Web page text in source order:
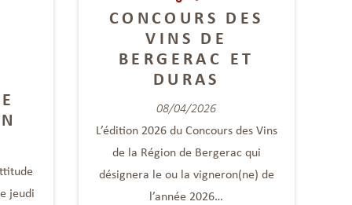
jeudi
CONCOURS DES
VINS DE
BERGERAC ET
DURAS
08/04/2026
L’édition 2026 du Concours des Vins
de la Région de Bergerac qui
désignera le ou la vigneron(ne) de
l’année 2026…